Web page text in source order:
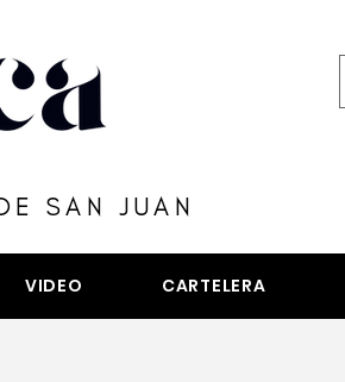
SAN JUAN
VIDEO CARTELERA